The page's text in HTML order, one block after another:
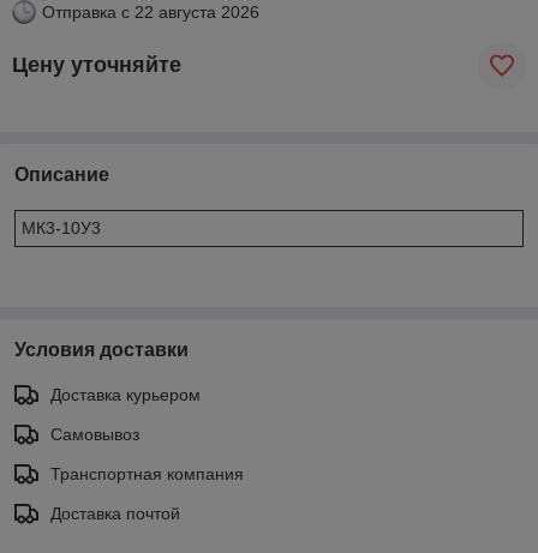
Отправка с 22 августа 2026
Цену уточняйте
Описание
МК3-10У3
Условия доставки
Доставка курьером
Самовывоз
Транспортная компания
Доставка почтой